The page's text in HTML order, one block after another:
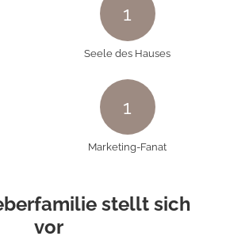
1
Seele des Hauses
1
Marketing-Fanat
stellt sich
vor